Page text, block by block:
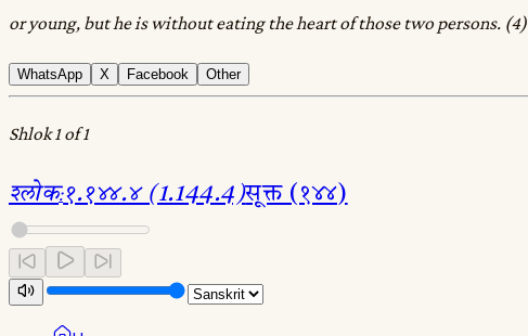
or young, but he is without eating the heart of those two persons. (4)
WhatsApp X Facebook Other
Shlok 1 of 1
श्लोक:१.१४४.४ (1.144.4)सूक्त (१४४)